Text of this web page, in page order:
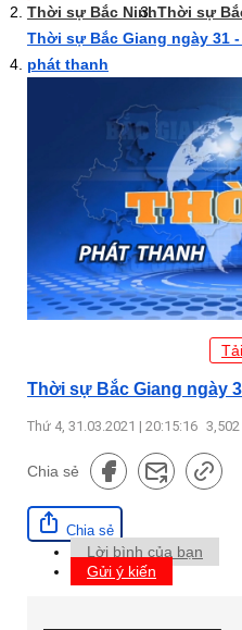
Thời sự Bắc NinhThời sự
Thời sự Bắc Giang ngày 31
phát thanh
Thời sự Bắc Giang ngày
Thứ 4, 31.03.2021 | 20:15:16 3,502
Chia sẻ
Chia sẻ
Lời bình của bạn
Gửi ý kiến